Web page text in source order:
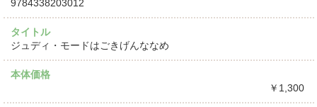
9784338203012
タイトル
ジュディ・モードはごきげんななめ
本体価格
￥1,300